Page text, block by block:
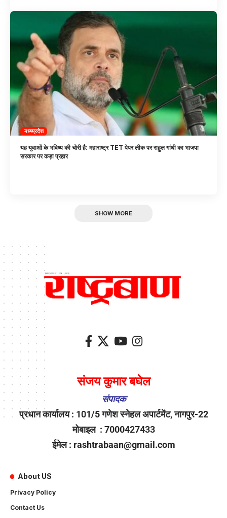
मध्यप्रदेश
यह युवाओं के भविष्य की चोरी है: महाराष्ट्र TET पेपर लीक पर राहुल गांधी का भाजपा
सरकार पर कड़ा प्रहार
SHOW MORE
संजय कुमार बघेल
संपादक
प्रधान कार्यालय : 101/5 गणेश स्नेहल अपार्टमेंट, नागपुर-22
मोबाइल : 7000427433
ईमेल : rashtrabaan@gmail.com
About US
Privacy Policy
Contact Us